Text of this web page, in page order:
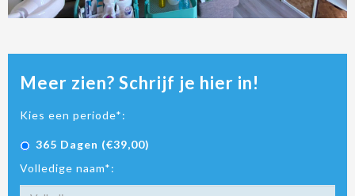
Meer zien? Schrijf je hier in!
Kies een periode*:
365 Dagen (€39,00)
Volledige naam*: